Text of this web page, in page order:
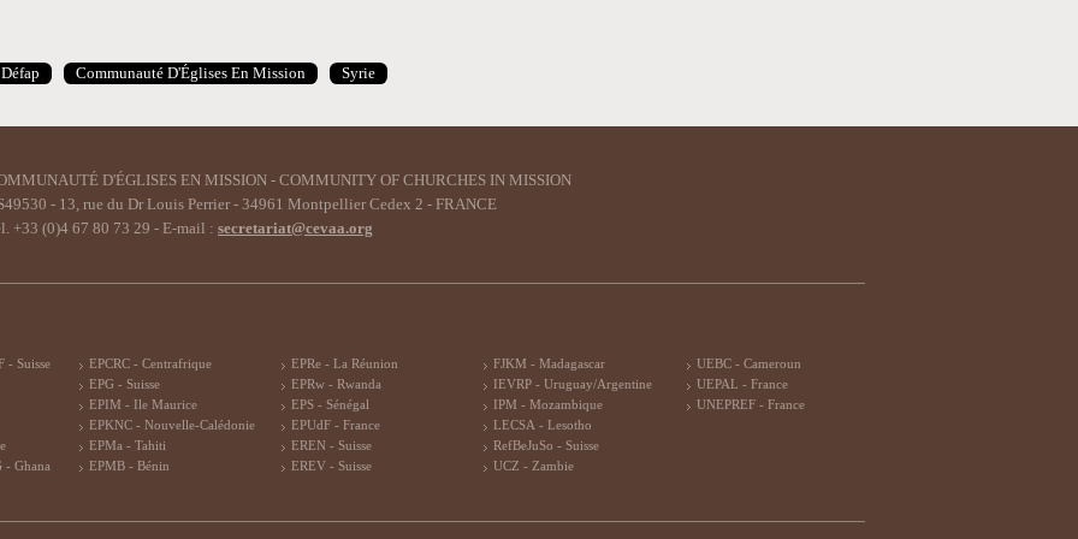
Défap Communauté D'Églises En Mission Syrie
D'ÉGLISES EN MISSION - COMMUNITY OF CHURCHES IN MISSION
- 13, rue du Dr Louis Perrier - 34961 Montpellier Cedex 2 - FRANCE
+33 (0)4 67 80 73 29 - E-mail : secretariat@cevaa.org
- Suisse
- Ghana
EPCRC - Centrafrique
EPG - Suisse
EPIM - Ile Maurice
EPKNC - Nouvelle-Calédonie
EPMa - Tahiti
EPMB - Bénin
EPRe - La Réunion
EPRw - Rwanda
EPS - Sénégal
EPUdF - France
EREN - Suisse
EREV - Suisse
FJKM - Madagascar
IEVRP - Uruguay/Argentine
IPM - Mozambique
LECSA - Lesotho
RefBeJuSo - Suisse
UCZ - Zambie
UEBC - Cameroun
UEPAL - France
UNEPREF - France